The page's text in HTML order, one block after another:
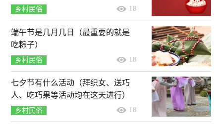
乡村民俗 18
端午节是几月几日（最重要的就是
吃粽子）
乡村民俗 18
七夕节有什么活动（拜织女、送巧
人、吃巧果等活动均在这天进行）
乡村民俗 18